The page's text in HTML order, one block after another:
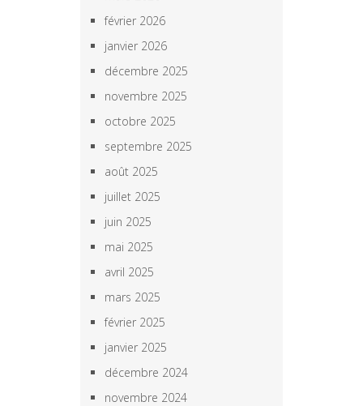
février 2026
janvier 2026
décembre 2025
novembre 2025
octobre 2025
septembre 2025
août 2025
juillet 2025
juin 2025
mai 2025
avril 2025
mars 2025
février 2025
janvier 2025
décembre 2024
novembre 2024